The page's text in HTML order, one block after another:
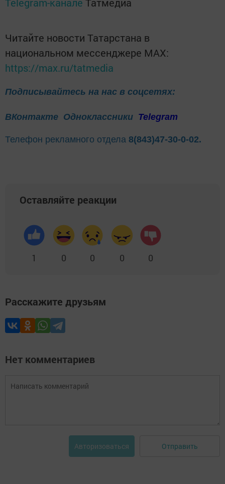
Читайте новости Татарстана в
национальном мессенджере MАХ:
https://max.ru/tatmedia
Подписывайтесь на нас в соцсетях:
ВКонтакте Одноклассники Telegram
Телефон рекламного отдела 8(843)47-30-0-02.
Оставляйте реакции
1 0 0 0 0
Расскажите друзьям
Нет комментариев
Авторизоваться Отправить